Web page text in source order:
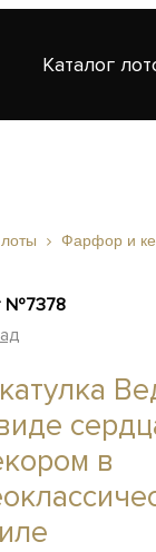
Каталог
Фарфор и
№7378
в